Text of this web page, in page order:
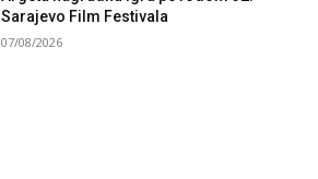
Sarajevo Film Festivala
07/08/2026